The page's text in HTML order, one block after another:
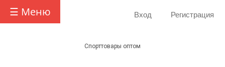
☰ Меню Вход Регистрация
Спорттовары оптом